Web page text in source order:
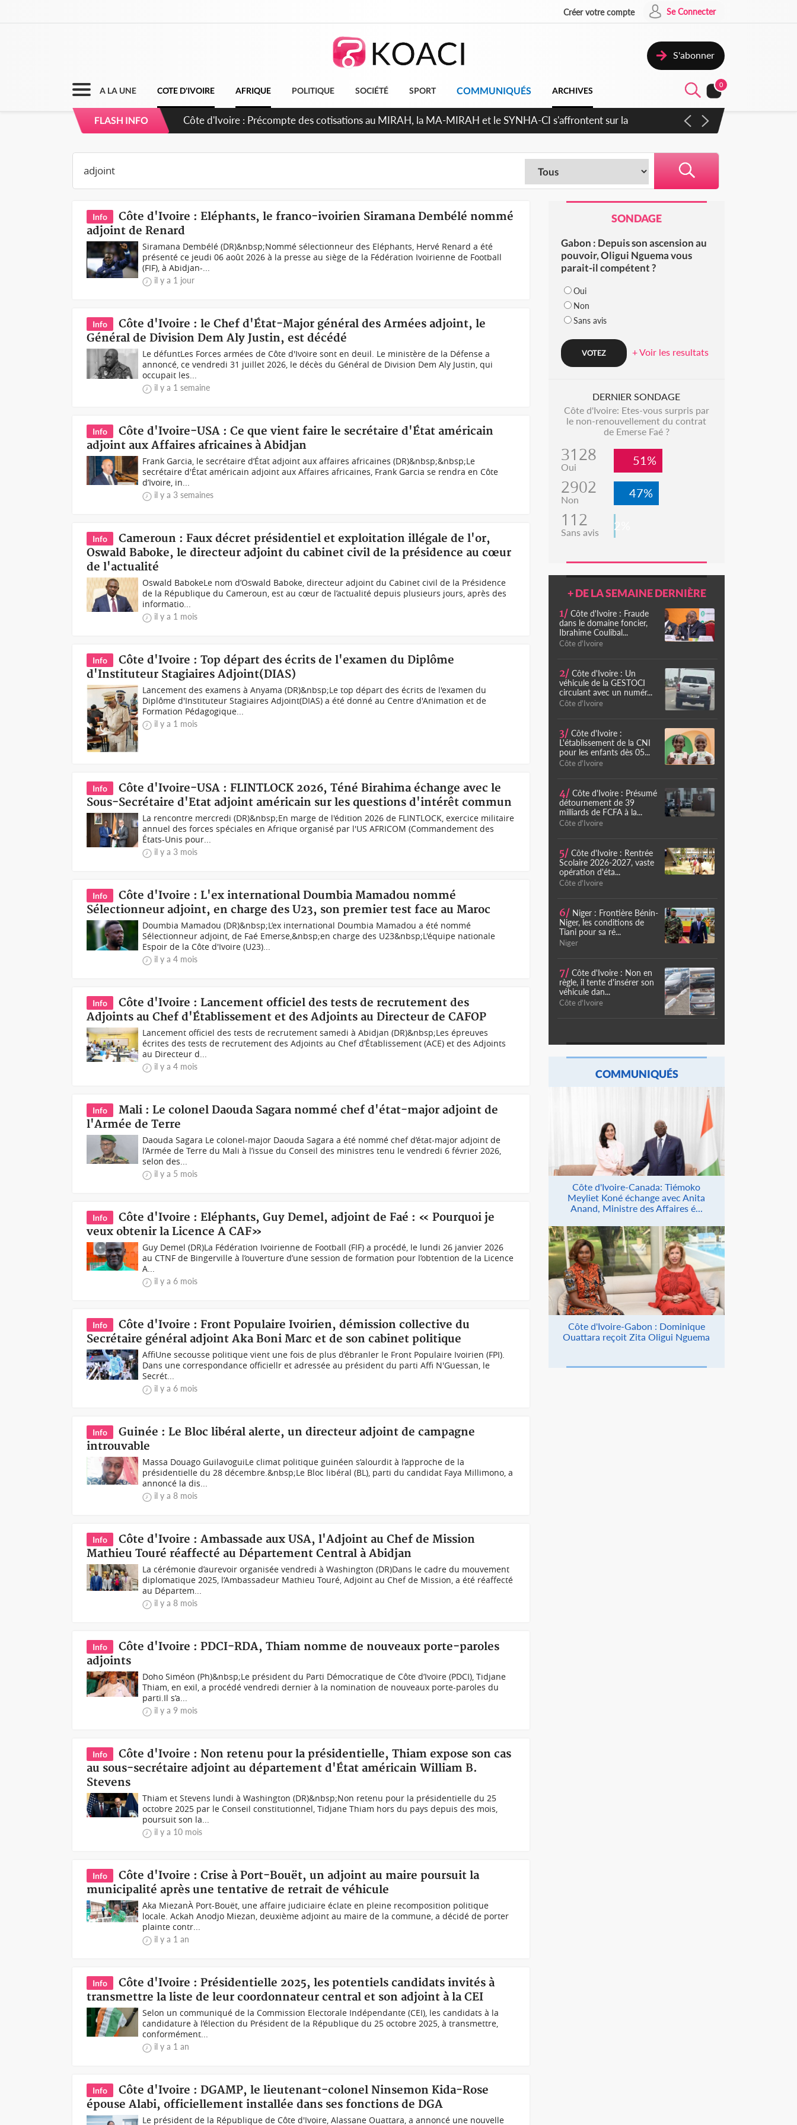
Créer votre compte Se Connecter
S'abonner
A LA UNE COTE D'IVOIRE AFRIQUE POLITIQUE SOCIÉTÉ SPORT COMMUNIQUÉS ARCHIVES
0
FLASH INFO Côte d'Ivoire : Indépendance 2026, Thiam plaide pour un environnement démocratique plus apaisé
Info
Côte d'Ivoire : Eléphants, le franco-ivoirien Siramana Dembélé nommé
adjoint de Renard
Siramana Dembélé (DR)&nbsp;Nommé sélectionneur des Eléphants, Hervé Renard a été
présenté ce jeudi 06 août 2026 à la presse au siège de la Fédération Ivoirienne de Football
(FIF), à Abidjan-...
il y a 1 jour
Info
Côte d'Ivoire : le Chef d'État-Major général des Armées adjoint, le
Général de Division Dem Aly Justin, est décédé
Le défuntLes Forces armées de Côte d'Ivoire sont en deuil. Le ministère de la Défense a
annoncé, ce vendredi 31 juillet 2026, le décès du Général de Division Dem Aly Justin, qui
occupait les...
il y a 1 semaine
Info
Côte d'Ivoire-USA : Ce que vient faire le secrétaire d'État américain
adjoint aux Affaires africaines à Abidjan
Frank Garcia, le secrétaire d’État adjoint aux affaires africaines (DR)&nbsp;&nbsp;Le
secrétaire d'État américain adjoint aux Affaires africaines, Frank Garcia se rendra en Côte
d’Ivoire, in...
il y a 3 semaines
Info
Cameroun : Faux décret présidentiel et exploitation illégale de l'or,
Oswald Baboke, le directeur adjoint du cabinet civil de la présidence au cœur
de l'actualité
Oswald BabokeLe nom d’Oswald Baboke, directeur adjoint du Cabinet civil de la Présidence
de la République du Cameroun, est au cœur de l’actualité depuis plusieurs jours, après des
informatio...
il y a 1 mois
Info
Côte d'Ivoire : Top départ des écrits de l'examen du Diplôme
d'Instituteur Stagiaires Adjoint(DIAS)
Lancement des examens à Anyama (DR)&nbsp;Le top départ des écrits de l'examen du
Diplôme d'Instituteur Stagiaires Adjoint(DIAS) a été donné au Centre d'Animation et de
Formation Pédagogique...
il y a 1 mois
Info
Côte d'Ivoire-USA : FLINTLOCK 2026, Téné Birahima échange avec le
Sous-Secrétaire d'Etat adjoint américain sur les questions d'intérêt commun
La rencontre mercredi (DR)&nbsp;En marge de l'édition 2026 de FLINTLOCK, exercice militaire
annuel des forces spéciales en Afrique organisé par l'US AFRICOM (Commandement des
États-Unis pour...
il y a 3 mois
Info
Côte d'Ivoire : L'ex international Doumbia Mamadou nommé
Sélectionneur adjoint, en charge des U23, son premier test face au Maroc
Doumbia Mamadou (DR)&nbsp;L’ex international Doumbia Mamadou a été nommé
Sélectionneur adjoint, de Faé Emerse,&nbsp;en charge des U23&nbsp;L'équipe nationale
Espoir de la Côte d'Ivoire (U23)...
il y a 4 mois
Info
Côte d'Ivoire : Lancement officiel des tests de recrutement des
Adjoints au Chef d'Établissement et des Adjoints au Directeur de CAFOP
Lancement officiel des tests de recrutement samedi à Abidjan (DR)&nbsp;Les épreuves
écrites des tests de recrutement des Adjoints au Chef d’Établissement (ACE) et des Adjoints
au Directeur d...
il y a 4 mois
Info
Mali : Le colonel Daouda Sagara nommé chef d'état-major adjoint de
l'Armée de Terre
Daouda Sagara Le colonel-major Daouda Sagara a été nommé chef d’état-major adjoint de
l’Armée de Terre du Mali à l’issue du Conseil des ministres tenu le vendredi 6 février 2026,
selon des...
il y a 5 mois
Info
Côte d'Ivoire : Eléphants, Guy Demel, adjoint de Faé : « Pourquoi je
veux obtenir la Licence A CAF»
Guy Demel (DR)La Fédération Ivoirienne de Football (FIF) a procédé, le lundi 26 janvier 2026
au CTNF de Bingerville à l’ouverture d’une session de formation pour l’obtention de la Licence
A...
il y a 6 mois
Info
Côte d'Ivoire : Front Populaire Ivoirien, démission collective du
Secrétaire général adjoint Aka Boni Marc et de son cabinet politique
AffiUne secousse politique vient une fois de plus d’ébranler le Front Populaire Ivoirien (FPI).
Dans une correspondance officiellr et adressée au président du parti Affi N'Guessan, le
Secrét...
il y a 6 mois
Info
Guinée : Le Bloc libéral alerte, un directeur adjoint de campagne
introuvable
Massa Douago GuilavoguiLe climat politique guinéen s’alourdit à l’approche de la
présidentielle du 28 décembre.&nbsp;Le Bloc libéral (BL), parti du candidat Faya Millimono, a
annoncé la dis...
il y a 8 mois
Info
Côte d'Ivoire : Ambassade aux USA, l'Adjoint au Chef de Mission
Mathieu Touré réaffecté au Département Central à Abidjan
La cérémonie d’aurevoir organisée vendredi à Washington (DR)Dans le cadre du mouvement
diplomatique 2025, l’Ambassadeur Mathieu Touré, Adjoint au Chef de Mission, a été réaffecté
au Départem...
il y a 8 mois
Info
Côte d'Ivoire : PDCI-RDA, Thiam nomme de nouveaux porte-paroles
adjoints
Doho Siméon (Ph)&nbsp;Le président du Parti Démocratique de Côte d’Ivoire (PDCI), Tidjane
Thiam, en exil, a procédé vendredi dernier à la nomination de nouveaux porte-paroles du
parti.Il s’a...
il y a 9 mois
Info
Côte d'Ivoire : Non retenu pour la présidentielle, Thiam expose son cas
au sous-secrétaire adjoint au département d'État américain William B.
Stevens
Thiam et Stevens lundi à Washington (DR)&nbsp;Non retenu pour la présidentielle du 25
octobre 2025 par le Conseil constitutionnel, Tidjane Thiam hors du pays depuis des mois,
poursuit son la...
il y a 10 mois
Info
Côte d'Ivoire : Crise à Port-Bouët, un adjoint au maire poursuit la
municipalité après une tentative de retrait de véhicule
Aka MiezanÀ Port-Bouët, une affaire judiciaire éclate en pleine recomposition politique
locale. Ackah Anodjo Miezan, deuxième adjoint au maire de la commune, a décidé de porter
plainte contr...
il y a 1 an
Info
Côte d'Ivoire : Présidentielle 2025, les potentiels candidats invités à
transmettre la liste de leur coordonnateur central et son adjoint à la CEI
Selon un communiqué de la Commission Electorale Indépendante (CEI), les candidats à la
candidature à l’élection du Président de la République du 25 octobre 2025, à transmettre,
conformément...
il y a 1 an
Info
Côte d'Ivoire : DGAMP, le lieutenant-colonel Ninsemon Kida-Rose
épouse Alabi, officiellement installée dans ses fonctions de DGA
Le président de la République de Côte d'Ivoire, Alassane Ouattara, a annoncé une nouvelle
SONDAGE
Gabon : Depuis son ascension au
pouvoir, Oligui Nguema vous
parait-il compétent ?
Oui
Non
Sans avis
+ Voir les resultats
DERNIER SONDAGE
Côte d'Ivoire: Etes-vous surpris par
le non-renouvellement du contrat
de Emerse Faé ?
3128
Oui 51%
2902
Non 47%
112
Sans avis 2%
+ DE LA SEMAINE DERNIÈRE
1/ Côte d'Ivoire : Fraude
dans le domaine foncier,
Ibrahime Coulibal...
Côte d'Ivoire
2/ Côte d'Ivoire : Un
véhicule de la GESTOCI
circulant avec un numér...
Côte d'Ivoire
3/ Côte d'Ivoire :
L'établissement de la CNI
pour les enfants dès 05...
Côte d'Ivoire
4/ Côte d'Ivoire : Présumé
détournement de 39
milliards de FCFA à la...
Côte d'Ivoire
5/ Côte d'Ivoire : Rentrée
Scolaire 2026-2027, vaste
opération d'éta...
Côte d'Ivoire
6/ Niger : Frontière Bénin-
Niger, les conditions de
Tiani pour sa ré...
Niger
7/ Côte d'Ivoire : Non en
règle, il tente d'insérer son
véhicule dan...
Côte d'Ivoire
COMMUNIQUÉS
Côte d'Ivoire-Canada: Tiémoko
Meyliet Koné échange avec Anita
Anand, Ministre des Affaires é...
Côte d'Ivoire-Gabon : Dominique
Ouattara reçoit Zita Oligui Nguema